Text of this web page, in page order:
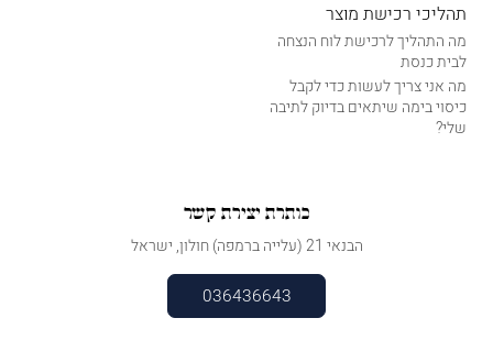
תהליכי רכישת מוצר
מה התהליך לרכישת לוח הנצחה
לבית כנסת
מה אני צריך לעשות כדי לקבל
כיסוי בימה שיתאים בדיוק לתיבה
שלי?
כותרת יצירת קשר
הבנאי 21 (עלייה ברמפה) חולון, ישראל
036436643